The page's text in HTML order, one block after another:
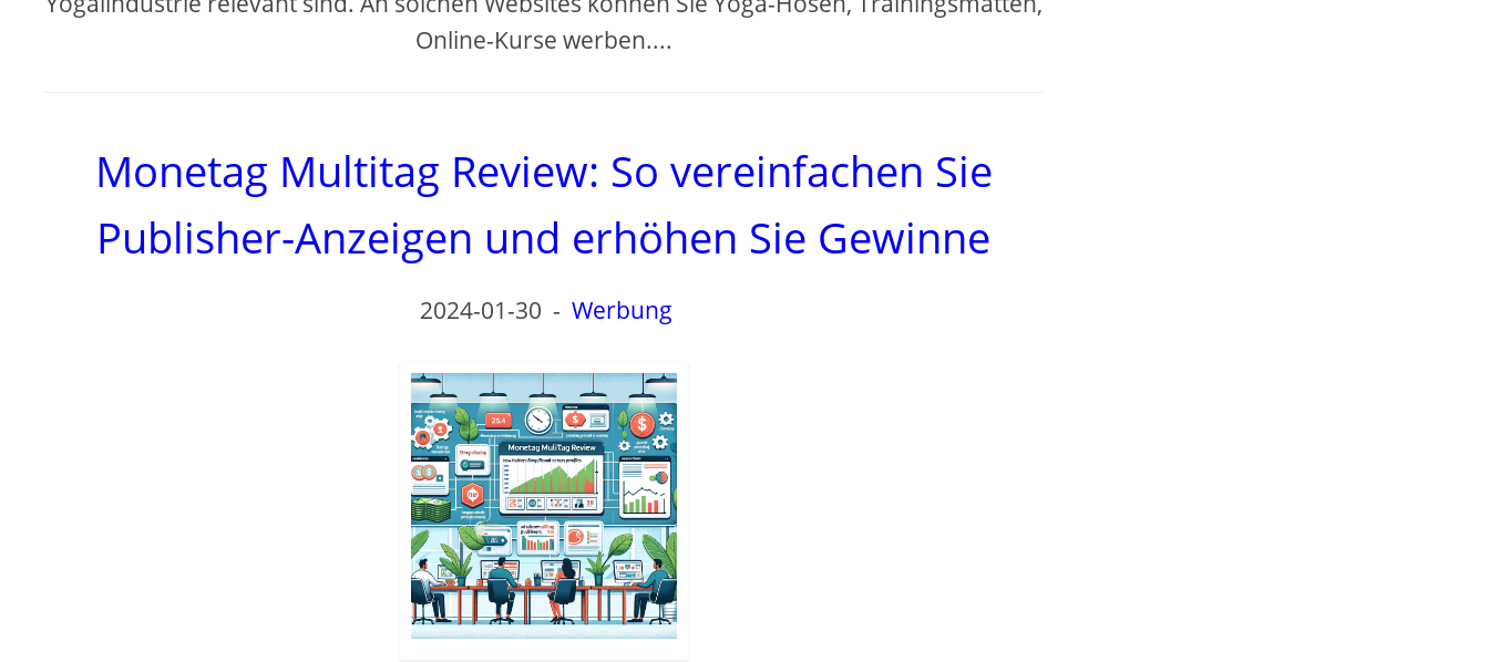
Online-Kurse werben....
Monetag Multitag Review: So vereinfachen Sie
Publisher-Anzeigen und erhöhen Sie Gewinne
2024-01-30 -Werbung